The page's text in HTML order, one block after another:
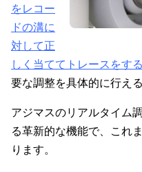
をレコー
ドの溝に
対して正
しく当ててトレースをする
要な調整を具体的に行える
アジマスのリアルタイム
る革新的な機能で、これ
ります。